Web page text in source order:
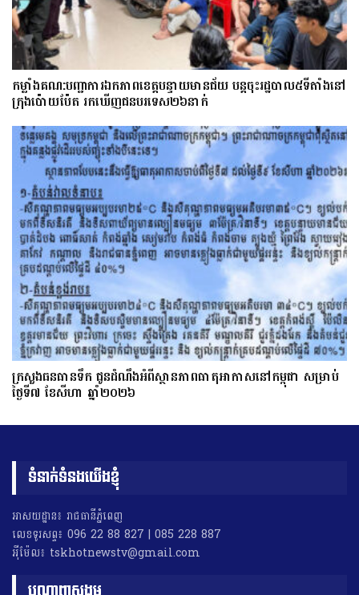
កម្លាំងគណ:បញ្ជាការឯកភាពខេត្តបន្ទាយមានជ័យ បន្តចុះរដ្ឋបាល៥ទីតាំងនៅ
ក្រុងប៉ោយប៉ែត រកឃើញជនបរទេស២៦នាក់
ក្រសួងធនធានទឹក ជូនដំណឹងអំពីស្ថានភាពធាតុអាកាសនៅកម្ពុជា សម្រាប់
ថ្ងៃទី៧ ខែសីហា ឆ្នាំ២០២៦
ទំនាក់ទំនងយើងខ្ញុំ
អាសយដ្ឋាន៖ រាជធានីភ្នំពេញ
លេខទូរសព្ទ៖ 096 22 88 827 | 085 228 887
អុីម៉ែល៖ tskhotnewstv@gmail.com